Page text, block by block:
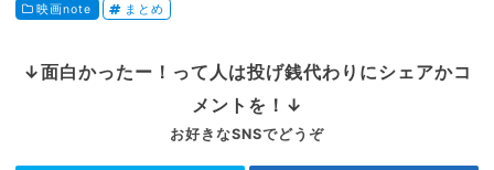
映画note まとめ
↓面白かったー！って人は投げ銭代わりにシェアかコ
メントを！↓
お好きなSNSでどうぞ